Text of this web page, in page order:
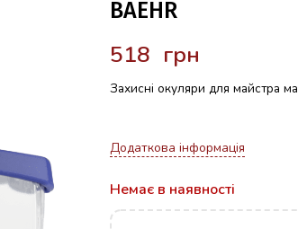
BAEHR
грн
Захисні окуляри для майстра
Додаткова інформація
Немає в наявності